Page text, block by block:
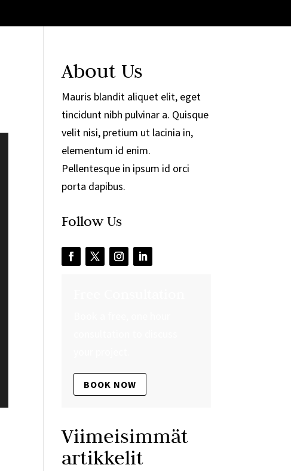
About Us
Mauris blandit aliquet elit, eget
tincidunt nibh pulvinar a. Quisque
velit nisi, pretium ut lacinia in,
elementum id enim.
Pellentesque in ipsum id orci
porta dapibus.
Follow Us
BOOK NOW
Viimeisimmät
artikkelit